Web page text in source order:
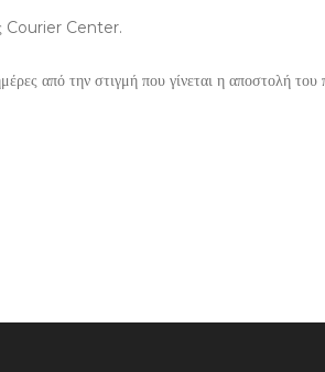
Courier Center.
από την στιγμή που γίνεται η αποστολή